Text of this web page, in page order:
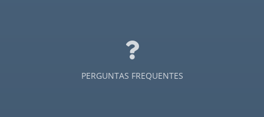
PERGUNTAS FREQUENTES